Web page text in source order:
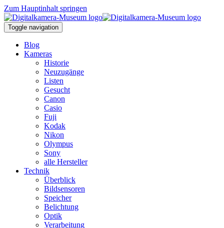
Zum Hauptinhalt springen
Toggle navigation
Blog
Kameras
Historie
Neuzugänge
Listen
Gesucht
Canon
Casio
Fuji
Kodak
Nikon
Olympus
Sony
alle Hersteller
Technik
Überblick
Bildsensoren
Speicher
Belichtung
Optik
Verarbeitung